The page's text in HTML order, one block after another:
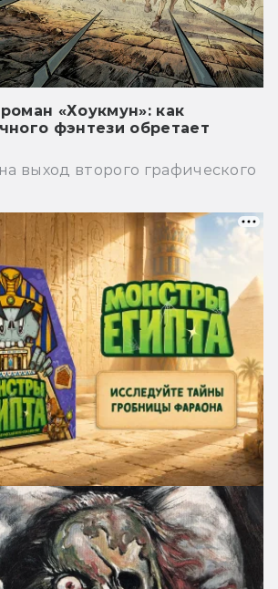
«Хоукмун»: как
фэнтези обретает
выход второго графического